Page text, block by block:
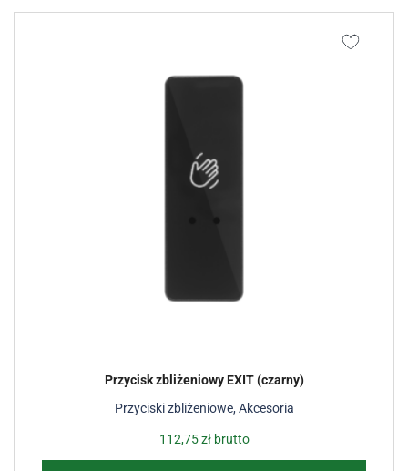
Przyciski zbliżeniowe,Akcesoria
Przycisk zbliżeniowy EXIT (czarny)
112,75złbrutto